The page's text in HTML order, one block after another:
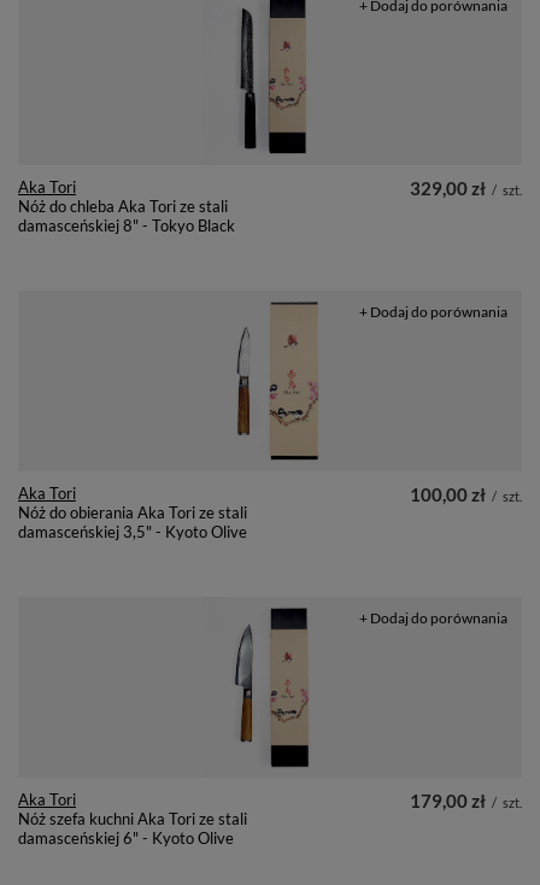
Aka Tori
Nóż do chleba Aka Tori ze stali
damasceńskiej 8" - Tokyo Black
329,00 zł / szt.
+ Dodaj do porównania
Aka Tori
Nóż do obierania Aka Tori ze stali
damasceńskiej 3,5" - Kyoto Olive
100,00 zł / szt.
+ Dodaj do porównania
Aka Tori
Nóż szefa kuchni Aka Tori ze stali
damasceńskiej 6" - Kyoto Olive
179,00 zł / szt.
+ Dodaj do porównania